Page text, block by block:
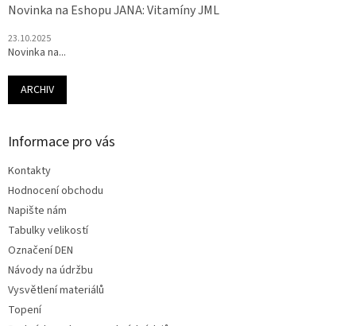
Novinka na Eshopu JANA: Vitamíny JML
23.10.2025
Novinka na...
ARCHIV
Informace pro vás
Kontakty
Hodnocení obchodu
Napište nám
Tabulky velikostí
Označení DEN
Návody na údržbu
Vysvětlení materiálů
Topení